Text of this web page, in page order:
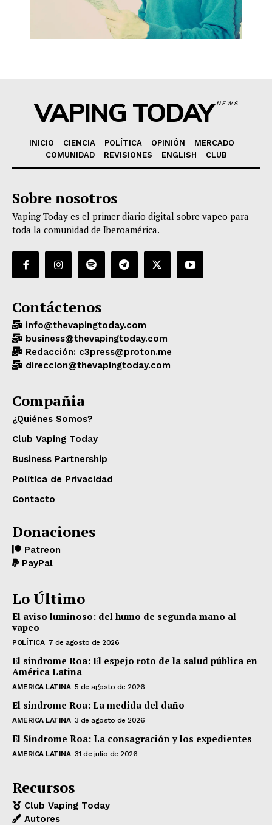
VAPING TODAYNEWS
INICIO CIENCIA POLÍTICA OPINIÓN
MERCADO
COMUNIDAD
REVISIONES ENGLISH CLUB
Sobre nosotros
Vaping Today es el primer diario digital sobre vapeo para
toda la comunidad de Iberoamérica.
Contáctenos
info@thevapingtoday.com
business@thevapingtoday.com
Redacción: c3press@proton.me
direccion@thevapingtoday.com
Compañia
¿Quiénes Somos?
Club Vaping Today
Business Partnership
Política de Privacidad
Contacto
Donaciones
Patreon
PayPal
Lo Último
El aviso luminoso: del humo de segunda mano al
vapeo
POLÍTICA 7 de agosto de 2026
El síndrome Roa: El espejo roto de la salud pública en
América Latina
AMERICA LATINA 5 de agosto de 2026
El síndrome Roa: La medida del daño
AMERICA LATINA 3 de agosto de 2026
El Síndrome Roa: La consagración y los expedientes
AMERICA LATINA 31 de julio de 2026
Recursos
Club Vaping Today
Autores